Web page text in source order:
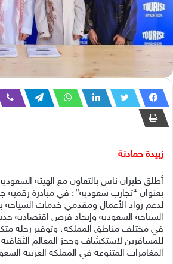
زبيدة حمادنة
أطلق طيران ناس بالتعاون مع الهيئة
بعنوان “تجارب سعودية”؛ في مبادرة رقمية
لدعم رواد الأعمال ومقدمي خدمات السياحة
السياحة السعودية وإيجاد فرص اقتصادية
في مختلف مناطق المملكة، وتوفير رحلة
للمسافرين لاستكشاف وحجز المعالم الثقافية
المغامرات المتنوعة في المملكة العربية